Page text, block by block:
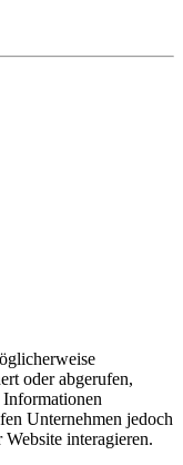
oder abgerufen,
Unternehmen jedoch
interagieren.